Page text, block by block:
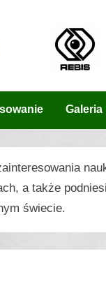
Galeria
a także
świecie.